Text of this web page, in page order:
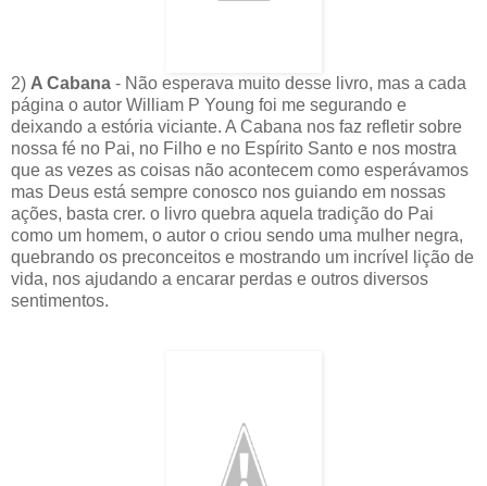
2) A Cabana - Não esperava muito desse livro, mas a cada
página o autor William P Young foi me segurando e
deixando a estória viciante. A Cabana nos faz refletir sobre
nossa fé no Pai, no Filho e no Espírito Santo e nos mostra
que as vezes as coisas não acontecem como esperávamos
mas Deus está sempre conosco nos guiando em nossas
ações, basta crer. o livro quebra aquela tradição do Pai
como um homem, o autor o criou sendo uma mulher negra,
quebrando os preconceitos e mostrando um incrível lição de
vida, nos ajudando a encarar perdas e outros diversos
sentimentos.